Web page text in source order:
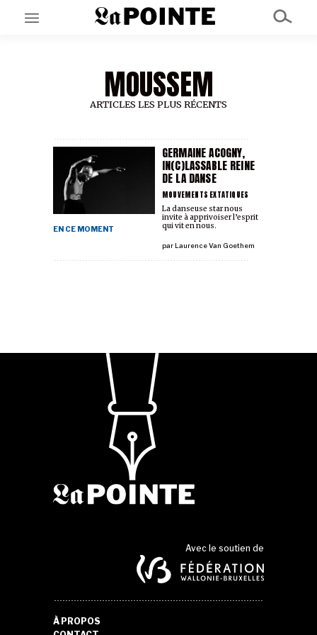
EN CE MOMENT
GRAND ANGLE
AU LARGE
À PROPOS
MOUSSEM
ARTICLES LES PLUS RÉCENTS
GERMAINE ACOGNY,
IN(C)LASSABLE REINE
DE LA DANSE
MOUVEMENTS EXTATIQUES
EN CE MOMENT
parLaurence Van Goethem
La danseuse star nous
invite à apprivoiser l’esprit
qui vit en nous.
Avec le soutien de
À PROPOS